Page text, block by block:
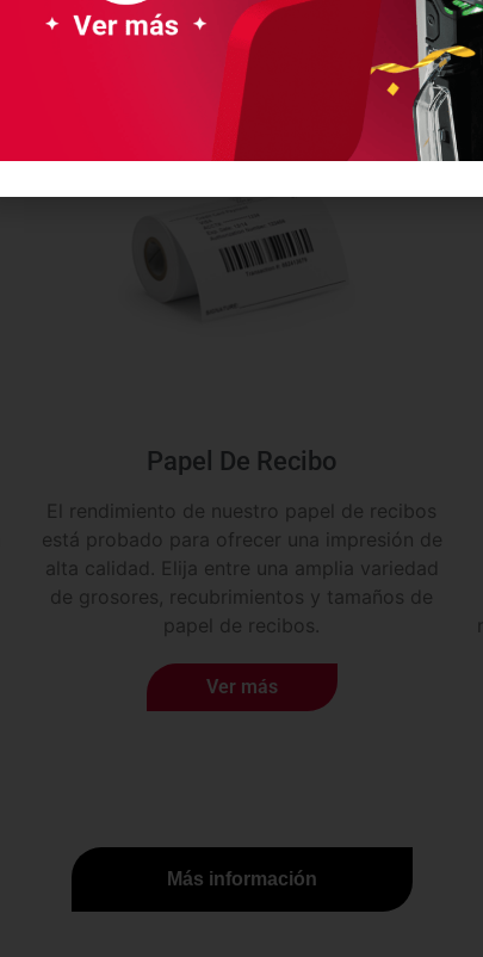
Ver más
Papel De Recibo
El rendimiento de nuestro papel de recibos
está probado para ofrecer una impresión de
alta calidad. Elija entre una amplia variedad
de grosores, recubrimientos y tamaños de
papel de recibos.
Ver más
Más información